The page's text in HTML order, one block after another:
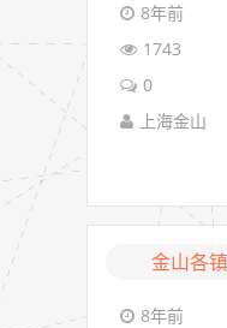
8年前
1743
0
上海金山
金山各镇
8年前